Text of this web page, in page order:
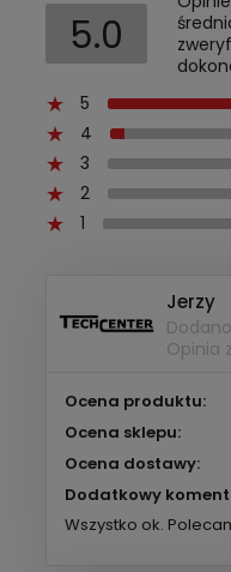
5.0
5
4
3
2
1
Jerzy
Opinia
Ocena produktu:
Ocena sklepu:
Ocena dostawy:
Dodatkowy
Wszystko ok.